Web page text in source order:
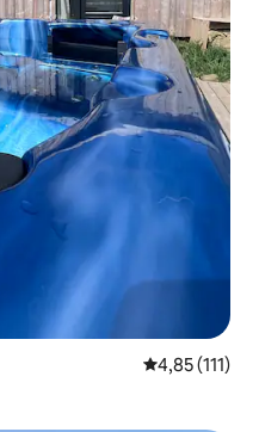
Priemerné
4,85 (111)